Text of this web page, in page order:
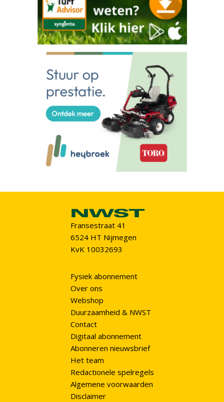
Fransestraat 41
6524 HT Nijmegen
KvK 10032693
Fysiek abonnement
Over ons
Webshop
Duurzaamheid & NWST
Contact
Digitaal abonnement
Abonneren nieuwsbrief
Het team
Redactionele spelregels
Algemene voorwaarden
Disclaimer